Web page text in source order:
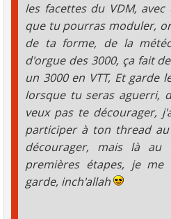
les facettes du VDM,
que tu pourras moduler,
de ta forme, de la
d'orgue des 3000, ça fait
un 3000 en VTT, Et garde
lorsque tu seras aguerri,
veux pas te décourager,
participer à ton thread
décourager, mais là
premières étapes, je
garde, inch'allah